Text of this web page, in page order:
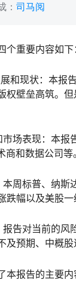
： 司马阅
个重要内容如下
和现状：本报
权壁垒高筑。
场表现：本报
商和数据公司
周标普、纳斯
跌幅以及美股一
告对当前的风
及预期、中概
本报告的主要